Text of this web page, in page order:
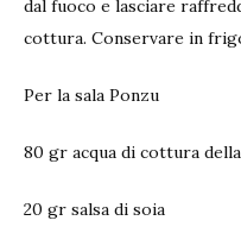
dal fuoco e lasciare
cottura. Conservare in
Per la sala Ponzu
80 gr acqua di cottura
20 gr salsa di soia